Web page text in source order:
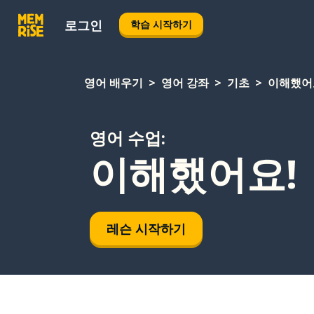
로그인 학습 시작하기
영어 배우기 영어 강좌 기초 이해했
영어 수업:
이해했어요!
레슨 시작하기